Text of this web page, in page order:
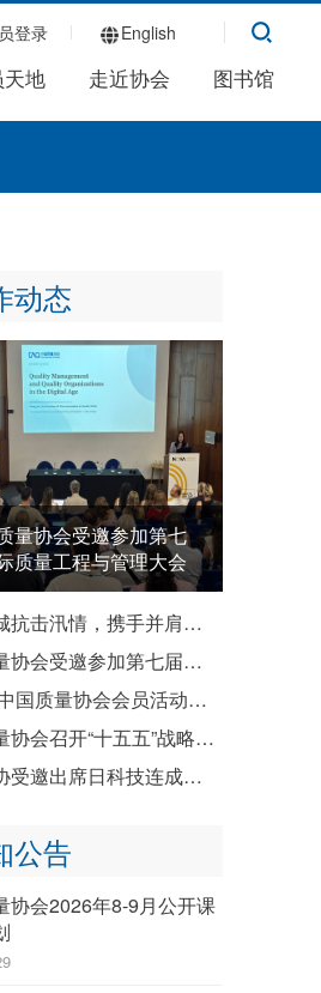
登录 English
地 走近协会 图书馆
动态
量协会受邀参加第七
质量工程与管理大会
众志成城抗击汛情，携手并肩共渡难关——致全国质协系统各成员单位防汛救灾倡议书
中国质量协会受邀参加第七届国际质量工程与管理大会
2026年中国质量协会会员活动暨企业质量文化建设推进交流活动成功举办
中国质量协会召开“十五五”战略规划宣贯会
中国质协受邀出席日科技连成立80周年纪念演讲会暨纪念祝贺会
公告
协会2026年8-9月公开课